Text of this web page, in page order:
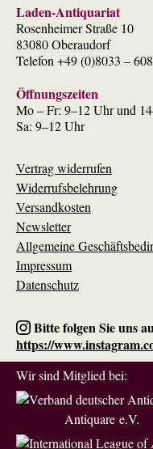
Laden-Antiquariat
Rosenheimer Straße 10
83080 Oberaudorf
Telefon +49 (0)8033 –
Öffnungszeiten
Mo – Fr: 9–12 Uhr und
Sa: 9–12 Uhr
Vertrag widerrufen
Widerrufsbelehrung
Versandkosten
Newsletter
Allgemeine
Impressum
Datenschutz
Bitte folgen Sie uns
https://
Wir sind Mitglied bei:
Antiquare e.V.